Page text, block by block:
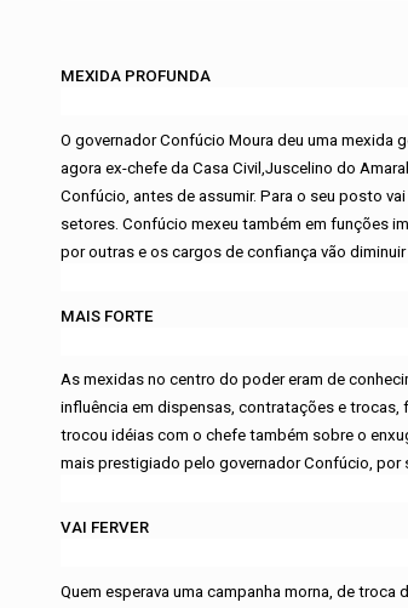
MEXIDA PROFUNDA
O governador Confúcio Moura deu uma mexida
agora ex-chefe da Casa Civil,Juscelino do
Confúcio, antes de assumir. Para o seu posto
setores. Confúcio mexeu também em funções
por outras e os cargos de confiança vão diminuir
MAIS FORTE
As mexidas no centro do poder eram de
influência em dispensas, contratações e
trocou idéias com o chefe também sobre o
mais prestigiado pelo governador Confúcio,
VAI FERVER
Quem esperava uma campanha morna, de